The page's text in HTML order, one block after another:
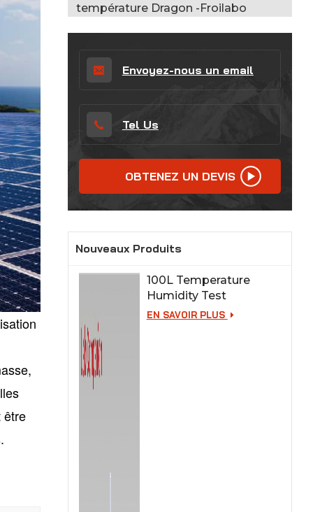
Tiếng Việt
中文
température Dragon -Froilabo
Envoyez-nous un email
Tel Us
OBTENEZ UN DEVIS
Nouveaux Produits
100L Temperature
Humidity Test
Chamber for Lab
EN SAVOIR PLUS
être